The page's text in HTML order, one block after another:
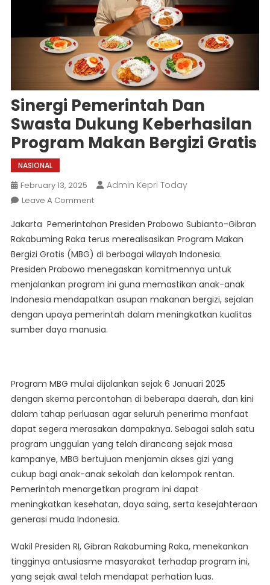
Sinergi Pemerintah Dan
Swasta Dukung Keberhasilan
Program Makan Bergizi Gratis
NASIONAL
February 13, 2025 Admin Kepri Today
Leave A CommentOn
Pemerintah
Dan
Swasta
Dukung
Keberhasilan
Program
Makan
Bergizi
Jakarta  Pemerintahan Presiden Prabowo Subianto-Gibran
Rakabuming Raka terus merealisasikan Program Makan
Bergizi Gratis (MBG) di berbagai wilayah Indonesia.
Presiden Prabowo menegaskan komitmennya untuk
menjalankan program ini guna memastikan anak-anak
Indonesia mendapatkan asupan makanan bergizi, sejalan
dengan upaya pemerintah dalam meningkatkan kualitas
sumber daya manusia.
Program MBG mulai dijalankan sejak 6 Januari 2025
dengan skema percontohan di beberapa daerah, dan kini
dalam tahap perluasan agar seluruh penerima manfaat
dapat segera merasakan dampaknya. Sebagai salah satu
program unggulan yang telah dirancang sejak masa
kampanye, MBG bertujuan menjamin akses gizi yang
cukup bagi anak-anak sekolah dan kelompok rentan.
Pemerintah menargetkan program ini dapat
meningkatkan kesehatan, daya saing, serta kesejahteraan
generasi muda Indonesia.
Wakil Presiden RI, Gibran Rakabuming Raka, menekankan
tingginya antusiasme masyarakat terhadap program ini,
yang sejak awal telah mendapat perhatian luas.